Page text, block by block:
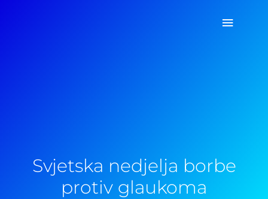
Glavni
Svjetska nedjelja borbe
protiv glaukoma